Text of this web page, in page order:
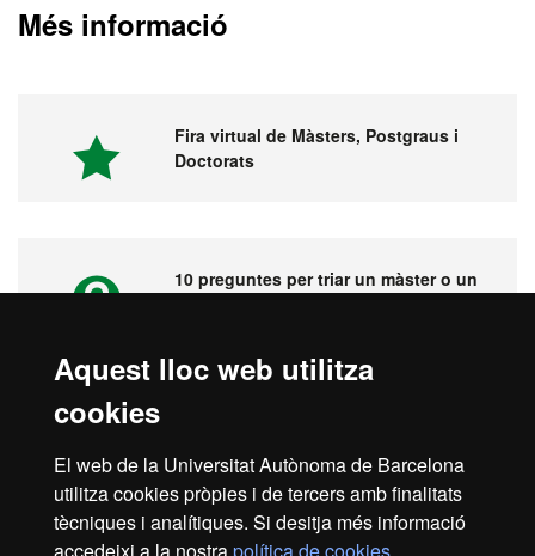
Aquest lloc web utilitza
cookies
El web de la Universitat Autònoma de Barcelona
utilitza cookies pròpies i de tercers amb finalitats
tècniques i analítiques. Si desitja més informació
Més informació
Fira virtual de Màsters, Postgraus i
Doctorats
10 preguntes per triar un màster o un